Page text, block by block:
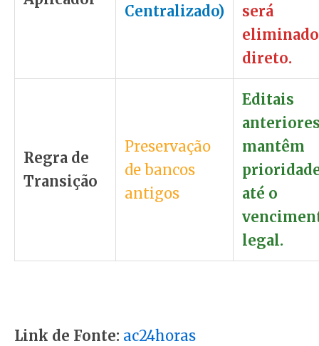
Centralizado)
será
eliminado
direto.
Regra de
Transição
Preservação
de bancos
antigos
Editais
mantêm
até o
legal.
Link de Fonte: ac24horas